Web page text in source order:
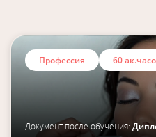
Профессия 60
Документ после обучения: